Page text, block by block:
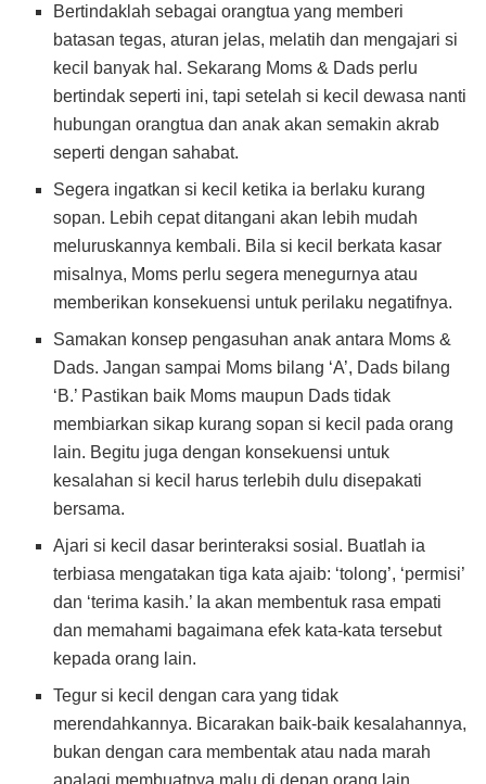
Bertindaklah sebagai orangtua yang memberi
batasan tegas, aturan jelas, melatih dan mengajari si
kecil banyak hal. Sekarang Moms & Dads perlu
bertindak seperti ini, tapi setelah si kecil dewasa nanti
hubungan orangtua dan anak akan semakin akrab
seperti dengan sahabat.
Segera ingatkan si kecil ketika ia berlaku kurang
sopan. Lebih cepat ditangani akan lebih mudah
meluruskannya kembali. Bila si kecil berkata kasar
misalnya, Moms perlu segera menegurnya atau
memberikan konsekuensi untuk perilaku negatifnya.
Samakan konsep pengasuhan anak antara Moms &
Dads. Jangan sampai Moms bilang ‘A’, Dads bilang
‘B.’ Pastikan baik Moms maupun Dads tidak
membiarkan sikap kurang sopan si kecil pada orang
lain. Begitu juga dengan konsekuensi untuk
kesalahan si kecil harus terlebih dulu disepakati
bersama.
Ajari si kecil dasar berinteraksi sosial. Buatlah ia
terbiasa mengatakan tiga kata ajaib: ‘tolong’, ‘permisi’
dan ‘terima kasih.’ Ia akan membentuk rasa empati
dan memahami bagaimana efek kata-kata tersebut
kepada orang lain.
Tegur si kecil dengan cara yang tidak
merendahkannya. Bicarakan baik-baik kesalahannya,
bukan dengan cara membentak atau nada marah
apalagi membuatnya malu di depan orang lain.